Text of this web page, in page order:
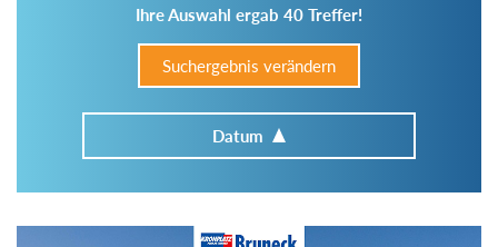
Ihre Auswahl ergab 40 Treffer!
Suchergebnis verändern
Datum